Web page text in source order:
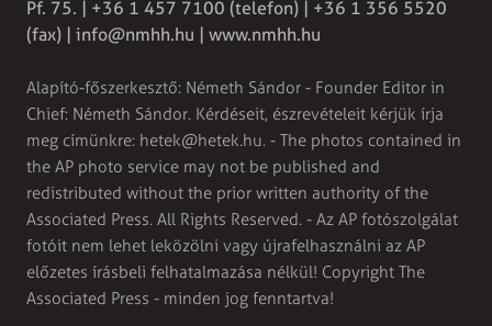
Pf. 75. | +36 1 457 7100 (telefon) | +36 1 356 5520
(fax) | info@nmhh.hu | www.nmhh.hu
Alapító-főszerkesztő: Németh Sándor - Founder Editor in
Chief: Németh Sándor. Kérdéseit, észrevételeit kérjük írja
meg címünkre: hetek@hetek.hu. - The photos contained in
the AP photo service may not be published and
redistributed without the prior written authority of the
Associated Press. All Rights Reserved. - Az AP fotószolgálat
fotóit nem lehet leközölni vagy újrafelhasználni az AP
előzetes írásbeli felhatalmazása nélkül! Copyright The
Associated Press - minden jog fenntartva!